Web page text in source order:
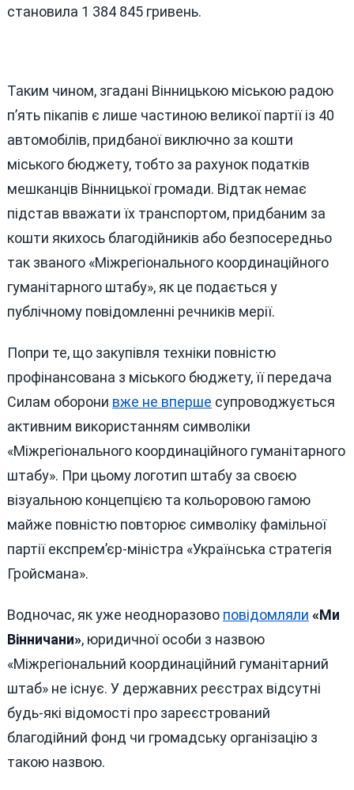
становила 1 384 845 гривень.
Таким чином, згадані Вінницькою міською радою
п’ять пікапів є лише частиною великої партії із 40
автомобілів, придбаної виключно за кошти
міського бюджету, тобто за рахунок податків
мешканців Вінницької громади. Відтак немає
підстав вважати їх транспортом, придбаним за
кошти якихось благодійників або безпосередньо
так званого «Міжрегіонального координаційного
гуманітарного штабу», як це подається у
публічному повідомленні речників мерії.
Попри те, що закупівля техніки повністю
профінансована з міського бюджету, її передача
Силам оборони вже не вперше супроводжується
активним використанням символіки
«Міжрегіонального координаційного гуманітарного
штабу». При цьому логотип штабу за своєю
візуальною концепцією та кольоровою гамою
майже повністю повторює символіку фамільної
партії експрем’єр-міністра «Українська стратегія
Гройсмана».
Водночас, як уже неодноразово повідомляли «Ми
Вінничани», юридичної особи з назвою
«Міжрегіональний координаційний гуманітарний
штаб» не існує. У державних реєстрах відсутні
будь-які відомості про зареєстрований
благодійний фонд чи громадську організацію з
такою назвою.